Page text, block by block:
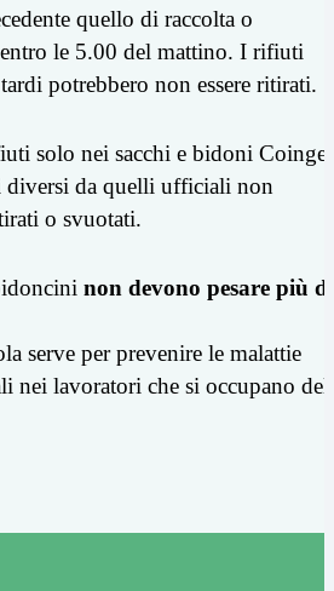
quello di raccolta o
le 5.00 del mattino. I rifiuti
potrebbero non essere ritirati.
solo nei sacchi e bidoni
diversi da quelli ufficiali non
o svuotati.
non devono pesare più di
serve per prevenire le malattie
nei lavoratori che si occupano